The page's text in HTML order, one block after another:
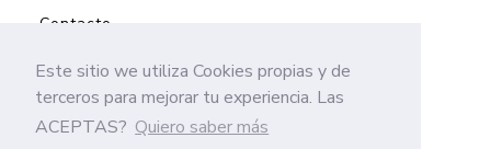
Contacto
Mapa del Sitio
Este sitio we utiliza Cookies propias y de
terceros para mejorar tu experiencia. Las
ACEPTAS? Quiero saber más